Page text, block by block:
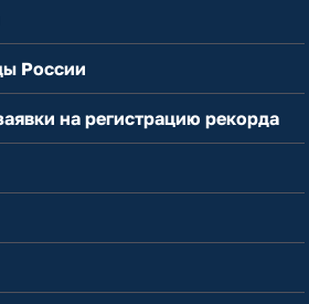
России
на регистрацию рекорда